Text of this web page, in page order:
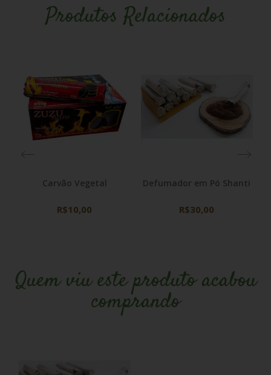
Produtos Relacionados
Carvão Vegetal
R$10,00
Defumador em Pó Shanti
R$30,00
Quem viu este produto acabou
comprando